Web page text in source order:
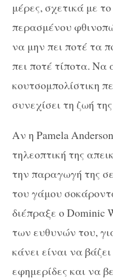
μέρες, σχετικά με
περασμένου
να μην πει ποτέ τα
πει ποτέ τίποτα. Να
κουτσομπολίστικη
συνεχίσει τη ζωή
Αν η Pamela
τηλεοπτική της
την παραγωγή της
του γάμου
διέπραξε ο Dominic
των ευθυνών του,
κάνει είναι να
εφημερίδες και να